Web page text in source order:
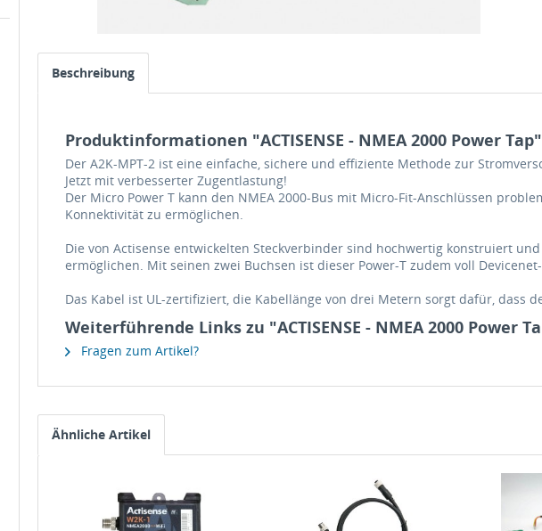
Beschreibung
Produktinformationen "ACTISENSE - NMEA 2000 Power Tap"
Der A2K-MPT-2 ist eine einfache, sichere und effiziente Methode zur
Jetzt mit verbesserter Zugentlastung!
Der Micro Power T kann den NMEA 2000-Bus mit Micro-Fit-Anschlüssen
Konnektivität zu ermöglichen.
Die von Actisense entwickelten Steckverbinder sind hochwertig konstruiert
ermöglichen. Mit seinen zwei Buchsen ist dieser Power-T zudem voll
Das Kabel ist UL-zertifiziert, die Kabellänge von drei Metern sorgt dafür, dass
Weiterführende Links zu "ACTISENSE - NMEA 2000 Power
Fragen zum Artikel?
Ähnliche Artikel